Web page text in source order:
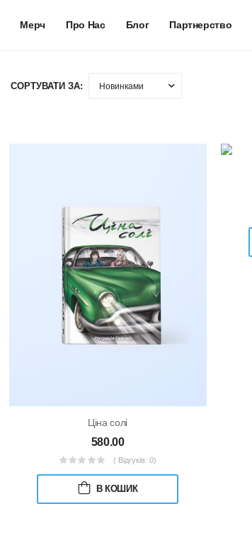
Мерч Про Нас Блог Партнерство
СОРТУВАТИ ЗА:
Ціна солі
580.00
( Відгуків: 0)
В КОШИК